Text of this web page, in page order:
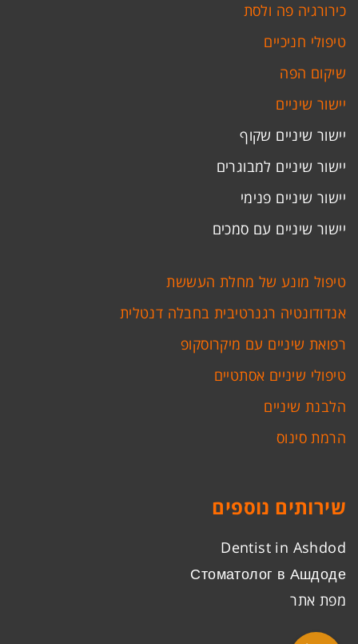
כירורגיה פה ולסת
טיפולי חניכיים
שיקום הפה
יישור שיניים
יישור שיניים שקוף
יישור שיניים למבוגרים
יישור שיניים פנימי
יישור שיניים עם סמכים
טיפול מונע של מחלת העששת
אנדודונטיה רגנרטיבית בחבלה דנטלית
רפואת שיניים עם מיקרוסקופ
טיפולי שיניים אסתטיים
הלבנת שיניים
הרמת סינוס
שירותים נוספים
Dentist in Ashdod
Стоматолог в Ашдоде
מפת אתר